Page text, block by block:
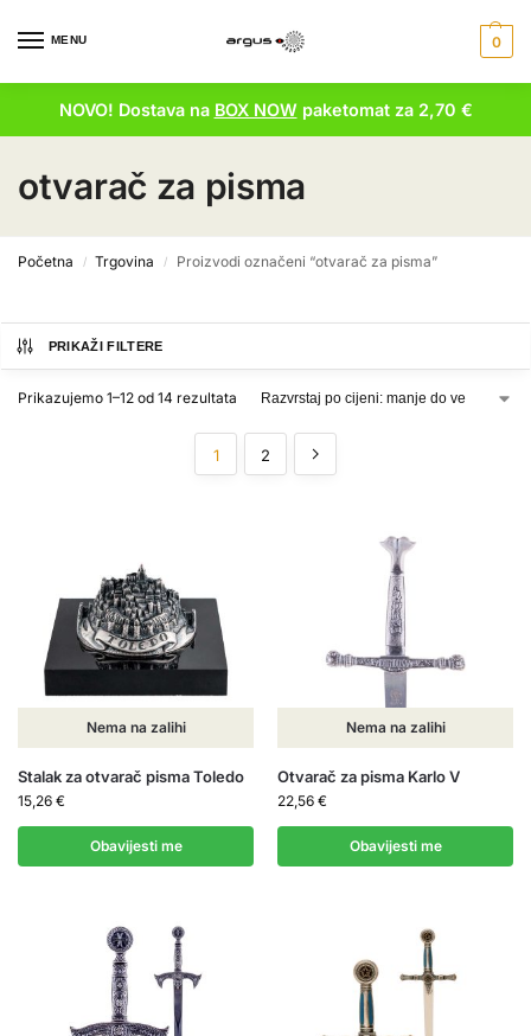
MENU 0
NOVO! Dostava na BOX NOWpaketomat za 2,70 €
otvarač za pisma
Početna / Trgovina / Proizvodi označeni “otvarač za pisma”
PRIKAŽI FILTERE
Prikazujemo 1–12 od 14 rezultata
1 2
Nema na zalihi
Stalak za otvarač pisma Toledo
15,26 €
Obavijesti me
Nema na zalihi
Otvarač za pisma Karlo V
22,56 €
Obavijesti me